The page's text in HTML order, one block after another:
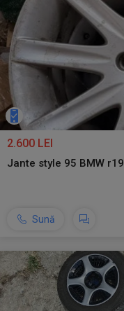
2.600 LEI
Jante style 95 BMW r19
Sună